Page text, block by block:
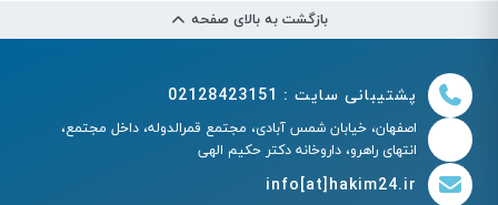
بازگشت به بالای صفحه
پشتیبانی سایت : 02128423151
اصفهان، خیابان شمس آبادی، مجتمع قمرالدوله، داخل مجتمع،
انتهای راهرو، داروخانه دکتر حکیم الهی
info[at]hakim24.ir